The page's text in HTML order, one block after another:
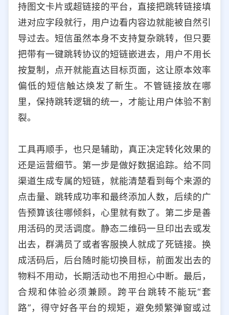
持图文卡片或超链接的平台，直接把跳转链接填
进对应字段就行，用户边看内容边就能被自然引
导过去。短信虽然本身不支持复杂跳转，但只要
把带有一键跳转协议的短链嵌进去，用户不用长
按复制，点开就能直达目标页面，这让原本效率
偏低的短信触达焕发了新生。不管链接放在哪
里，保持跳转逻辑的统一，才能让用户体验不割
裂。
工具再顺手，也只是辅助，真正决定转化效果的
还是运营细节。第一步是做好数据追踪。给不同
渠道生成专属的短链，就能清楚看到每个来源的
点击量、跳转成功率和最终添加人数，后续的广
告预算该往哪倾斜，心里就有数了。第二步是善
用活码的灵活调度。静态二维码一旦印出去或发
出去，群满员了或者客服换人就成了死链接。换
成活码后，后台随时能切换目标，前面发出去的
物料不用动，长期活动也不用担心中断。最后，
合规和体验必须兼顾。跨平台跳转不能玩“套
路”，得守好各平台的规矩，避免频繁弹窗或过